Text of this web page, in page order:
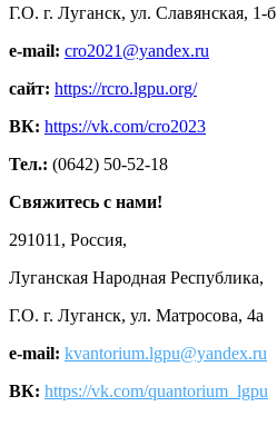
Г.О. г. Луганск, ул. Славянская, 1-б
e-mail: cro2021@yandex.ru
сайт: https://rcro.lgpu.org/
ВК: https://vk.com/cro2023
Тел.: (0642) 50-52-18
Свяжитесь с нами!
291011, Россия,
Луганская Народная Республика,
Г.О. г. Луганск, ул. Матросова, 4а
e-mail: kvantorium.lgpu@yandex.ru
ВК: https://vk.com/quantorium_lgpu